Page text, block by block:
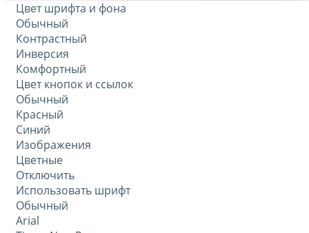
Цвет шрифта и фона
Обычный
Контрастный
Инверсия
Комфортный
Цвет кнопок и ссылок
Обычный
Красный
Синий
Изображения
Цветные
Отключить
Использовать шрифт
Обычный
Arial